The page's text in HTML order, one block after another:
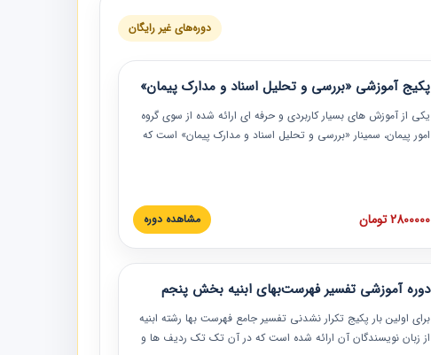
دوره‌های غیر رایگان
پکیج آموزشی «بررسی و تحلیل اسناد و مدارک پیمان»
یکی از آموزش‏‏‏‏‏‏ های بسیار کاربردی و حرفه‏ ای ارائه شده از سوی گروه
امور پیمان، سمینار «بررسی و تحلیل اسناد و مدارک پیمان» است که
عملی در این خصوص ارائه شده است.
2800000 تومان مشاهده دوره
دوره آموزشی تفسیر فهرست‌بهای ابنیه بخش پنجم
برای اولین بار پکیج تکرار نشدنی تفسیر جامع فهرست بها رشته ابنیه
از زبان نویسندگان آن ارائه شده است که در آن تک تک ردیف ها و